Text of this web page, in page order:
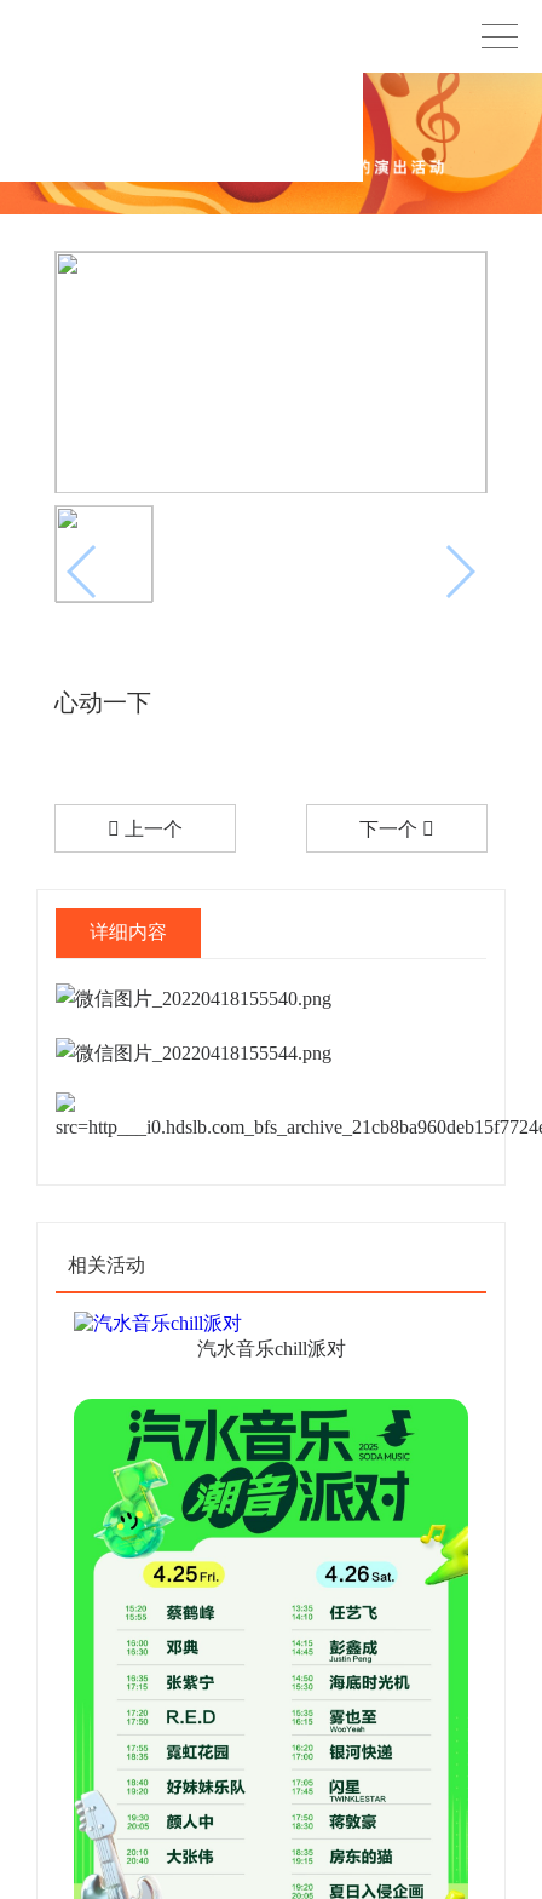
心动一下
上一个 下一个
详细内容
相关活动
汽水音乐chill派对